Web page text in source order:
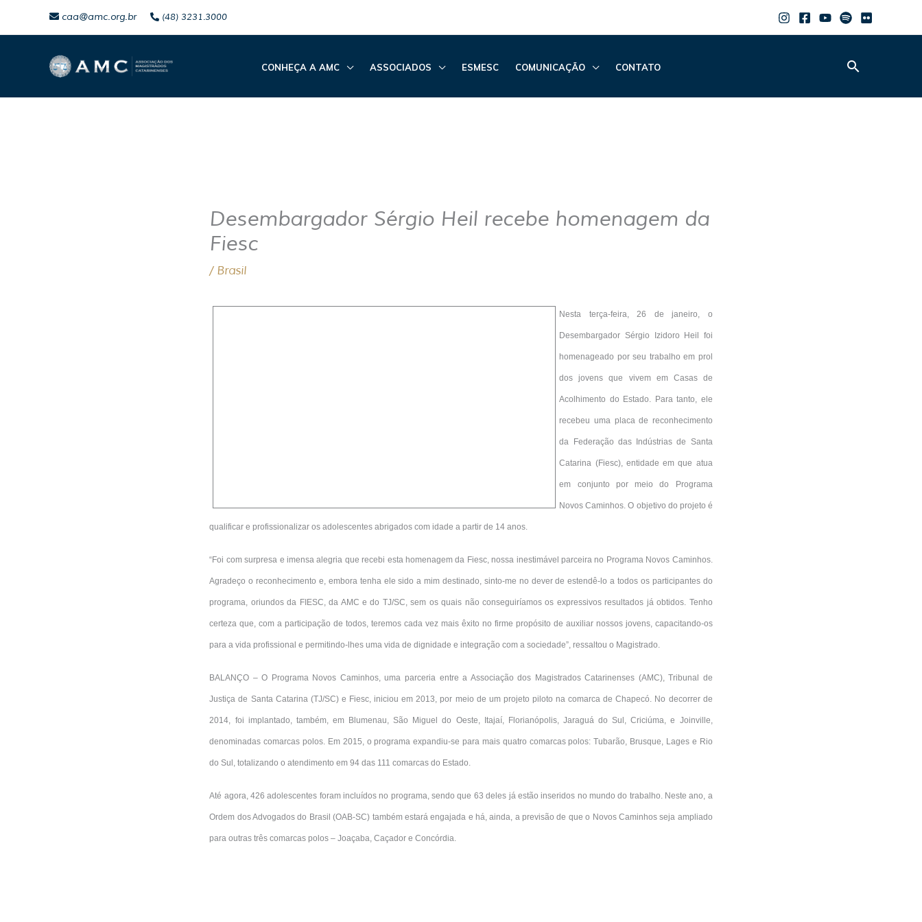
conteúdo
caa@amc.org.br (48) 3231.3000
CONHEÇA A AMC ASSOCIADOS ESMESC COMUNICAÇÃO CONTATO Pesquisar
Desembargador Sérgio Heil recebe homenagem da
Fiesc
/ Brasil
Nesta terça-feira, 26 de janeiro, o
Desembargador Sérgio Izidoro Heil foi
homenageado por seu trabalho em prol
dos jovens que vivem em Casas de
Acolhimento do Estado. Para tanto, ele
recebeu uma placa de reconhecimento
da Federação das Indústrias de Santa
Catarina (Fiesc), entidade em que atua
em conjunto por meio do Programa
Novos Caminhos. O objetivo do projeto é
qualificar e profissionalizar os adolescentes abrigados com idade a partir de 14 anos.
“Foi com surpresa e imensa alegria que recebi esta homenagem da Fiesc, nossa inestimável parceira no Programa Novos Caminhos.
Agradeço o reconhecimento e, embora tenha ele sido a mim destinado, sinto-me no dever de estendê-lo a todos os participantes do
programa, oriundos da FIESC, da AMC e do TJ/SC, sem os quais não conseguiríamos os expressivos resultados já obtidos. Tenho
certeza que, com a participação de todos, teremos cada vez mais êxito no firme propósito de auxiliar nossos jovens, capacitando-os
para a vida profissional e permitindo-lhes uma vida de dignidade e integração com a sociedade”, ressaltou o Magistrado.
BALANÇO – O Programa Novos Caminhos, uma parceria entre a Associação dos Magistrados Catarinenses (AMC), Tribunal de
Justiça de Santa Catarina (TJ/SC) e Fiesc, iniciou em 2013, por meio de um projeto piloto na comarca de Chapecó. No decorrer de
2014, foi implantado, também, em Blumenau, São Miguel do Oeste, Itajaí, Florianópolis, Jaraguá do Sul, Criciúma, e Joinville,
denominadas comarcas polos. Em 2015, o programa expandiu-se para mais quatro comarcas polos: Tubarão, Brusque, Lages e Rio
do Sul, totalizando o atendimento em 94 das 111 comarcas do Estado.
Até agora, 426 adolescentes foram incluídos no programa, sendo que 63 deles já estão inseridos no mundo do trabalho. Neste ano, a
Ordem dos Advogados do Brasil (OAB-SC) também estará engajada e há, ainda, a previsão de que o Novos Caminhos seja ampliado
para outras três comarcas polos – Joaçaba, Caçador e Concórdia.